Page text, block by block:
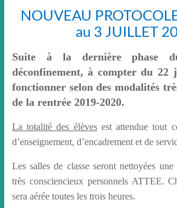
NOUVEAU
au 3 JUILLET
Suite à la dernière phase
déconfinement, à compter du 22
fonctionner selon des modalités
de la rentrée 2019-2020.
La totalité des élèvesest attendue tout
d’enseignement, d’encadrement et de
Les salles de classe seront nettoyées
très consciencieux personnels ATTEE.
sera aérée toutes les trois heures.